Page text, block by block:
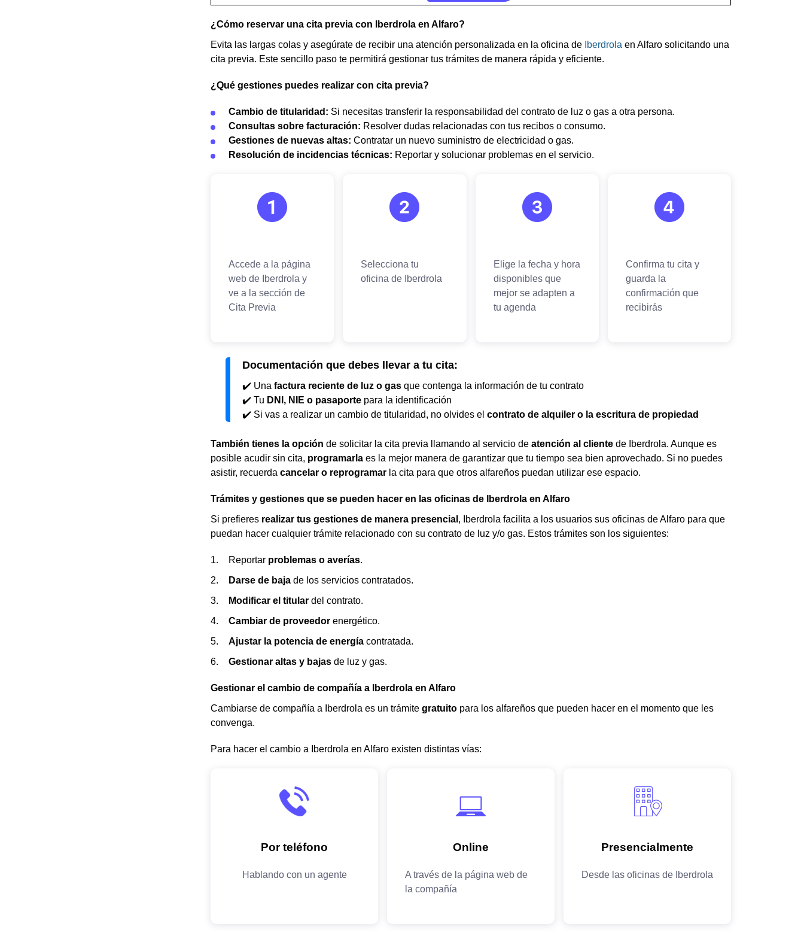
¿Cómo reservar una cita previa con Iberdrola en Alfaro?
Evita las largas colas y asegúrate de recibir una atención personalizada en la oficina de Iberdrola en Alfaro solicitando una
cita previa. Este sencillo paso te permitirá gestionar tus trámites de manera rápida y eficiente.
¿Qué gestiones puedes realizar con cita previa?
Cambio de titularidad: Si necesitas transferir la responsabilidad del contrato de luz o gas a otra persona.
Consultas sobre facturación: Resolver dudas relacionadas con tus recibos o consumo.
Gestiones de nuevas altas: Contratar un nuevo suministro de electricidad o gas.
Resolución de incidencias técnicas: Reportar y solucionar problemas en el servicio.
Documentación que debes llevar a tu cita:
✔️ Una factura reciente de luz o gas que contenga la información de tu contrato
✔️ Tu DNI, NIE o pasaporte para la identificación
✔️ Si vas a realizar un cambio de titularidad, no olvides el contrato de alquiler o la escritura de propiedad
También tienes la opción de solicitar la cita previa llamando al servicio de atención al cliente de Iberdrola. Aunque es
posible acudir sin cita, programarla es la mejor manera de garantizar que tu tiempo sea bien aprovechado. Si no puedes
asistir, recuerda cancelar o reprogramar la cita para que otros alfareños puedan utilizar ese espacio.
Trámites y gestiones que se pueden hacer en las oficinas de Iberdrola en Alfaro
Si prefieres realizar tus gestiones de manera presencial , Iberdrola facilita a los usuarios sus oficinas de Alfaro para que
puedan hacer cualquier trámite relacionado con su contrato de luz y/o gas. Estos trámites son los siguientes:
Reportar problemas o averías.
Darse de baja de los servicios contratados.
Modificar el titular del contrato.
Cambiar de proveedor energético.
Ajustar la potencia de energía contratada.
Gestionar altas y bajas de luz y gas.
Gestionar el cambio de compañía a Iberdrola en Alfaro
Cambiarse de compañía a Iberdrola es un trámite gratuito para los alfareños que pueden hacer en el momento que les
convenga.
Para hacer el cambio a Iberdrola en Alfaro existen distintas vías: